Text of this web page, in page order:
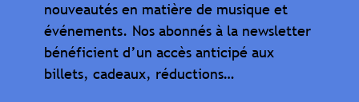
nouveautés en matière de musique et
événements. Nos abonnés à la newsletter
bénéficient d’un accès anticipé aux
billets, cadeaux, réductions…